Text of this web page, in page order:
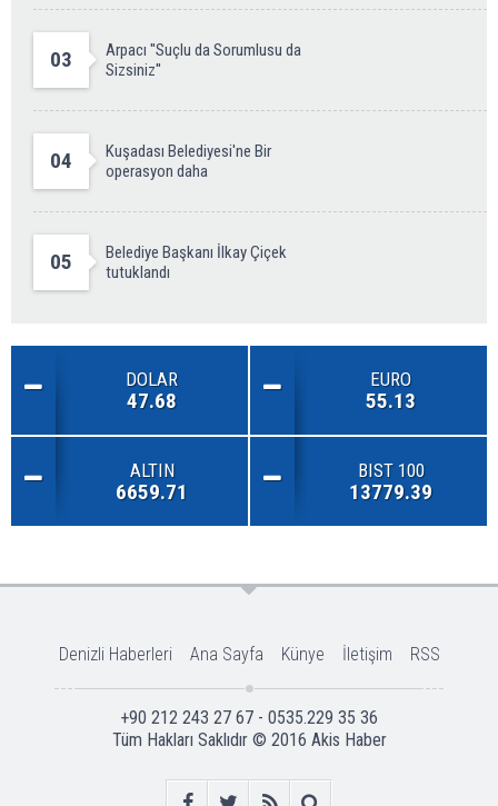
03
Arpacı ''Suçlu da Sorumlusu da
Sizsiniz''
04
Kuşadası Belediyesi'ne Bir
operasyon daha
05
Belediye Başkanı İlkay Çiçek
tutuklandı
DOLAR
47.68
EURO
55.13
ALTIN
6659.71
BIST 100
13779.39
Denizli Haberleri Ana Sayfa Künye İletişim RSS
+90 212 243 27 67 - 0535.229 35 36
Tüm Hakları Saklıdır © 2016 Akis Haber